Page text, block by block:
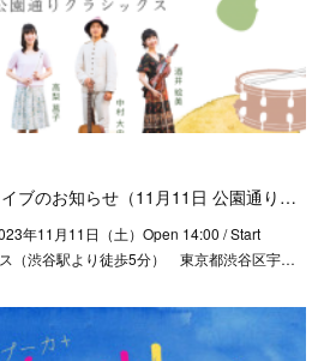
ブのお知らせ（11月11日 公園通り…
年11月11日（土）Open 14:00 / Start
（渋谷駅より徒歩5分） 東京都渋谷区宇…